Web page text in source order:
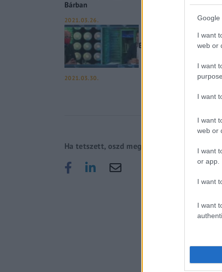
Google
I want
web or
I want
I want
I want
web or
I want
or app.
I want
I want
Bárban
2021.03.26.
Bajt okoz a tavaszi
2021.03.30.
Ha tetszett, oszd meg!